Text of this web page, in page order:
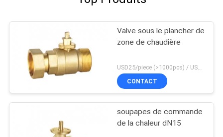
Valve sous le plancher de
zone de chaudière
CONTACT
soupapes de commande
de la chaleur dN15